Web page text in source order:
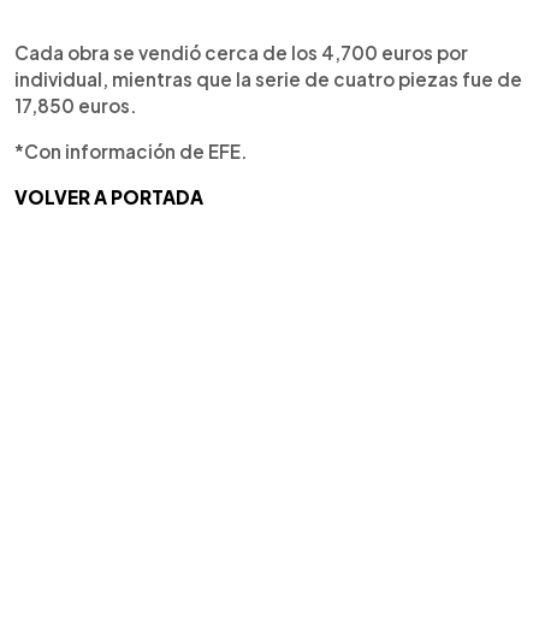
Cada obra se vendió cerca de los 4,700 euros por
individual, mientras que la serie de cuatro piezas fue de
17,850 euros.
*Con información de EFE.
VOLVER A PORTADA